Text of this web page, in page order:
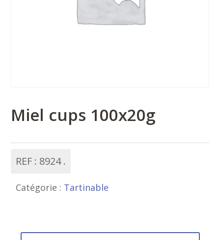
Miel cups 100x20g
REF : 8924
Catégorie : Tartinable